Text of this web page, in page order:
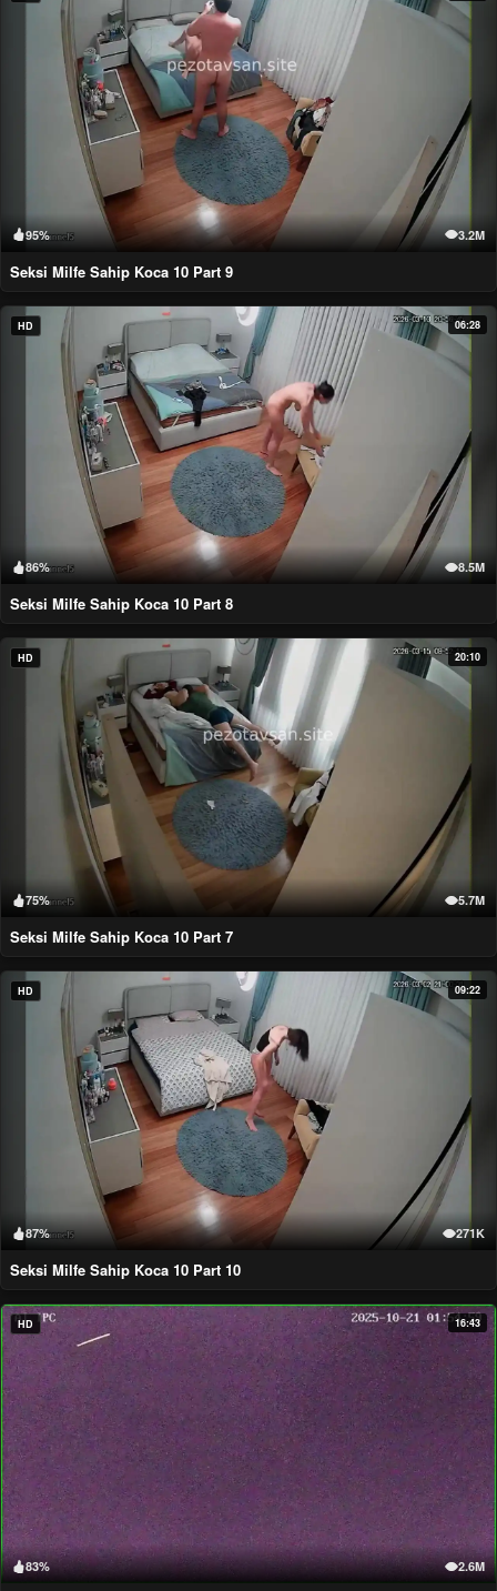
95% 3.2M
Seksi Milfe Sahip Koca 10 Part 9
HD 06:28
86% 8.5M
Seksi Milfe Sahip Koca 10 Part 8
HD 20:10
75% 5.7M
Seksi Milfe Sahip Koca 10 Part 7
HD 09:22
87% 271K
Seksi Milfe Sahip Koca 10 Part 10
HD 16:43
83% 2.6M